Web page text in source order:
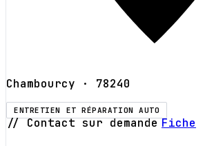
Chambourcy · 78240
ENTRETIEN ET RÉPARATION AUTO
// Contact sur demande Fiche